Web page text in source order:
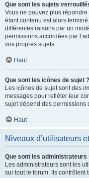
Que sont les sujets
Vous ne pouvez plus
étant contenu est alors
différentes raisons par un
permissions accordées par
vos propres sujets.
Haut
Que sont les icônes de sujet ?
Les icônes de sujet sont des
messages pour refléter leur
sujet dépend des permissions
Haut
Niveaux d’utilisateurs
Que sont les administrateurs
Les administrateurs sont les
sur tout le forum. Ils contrôlent